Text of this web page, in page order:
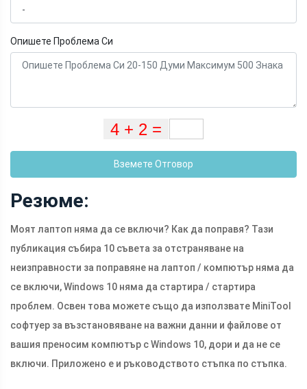
Опишете Проблема Си
Вземете Отговор
Резюме:
Моят лаптоп няма да се включи? Как да поправя? Тази
публикация събира 10 съвета за отстраняване на
неизправности за поправяне на лаптоп / компютър няма да
се включи, Windows 10 няма да стартира / стартира
проблем. Освен това можете също да използвате MiniTool
софтуер за възстановяване на важни данни и файлове от
вашия преносим компютър с Windows 10, дори и да не се
включи. Приложено е и ръководството стъпка по стъпка.